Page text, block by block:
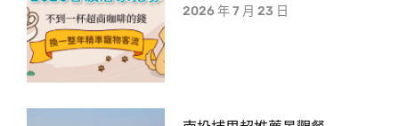
養及生命教育中心，不再只是大眾印象中收容與送養
流浪犬貓的場域，規劃「降低動物等待認養天數」策
略，以「友善收容」規劃收容環境，將依動物年齡分
區飼養、維持通風、營造舒適環境，使動物性情更加
醫療中心及行為矯正中心，使流浪動物經改造後脫胎
2026 年 7 月 23 日